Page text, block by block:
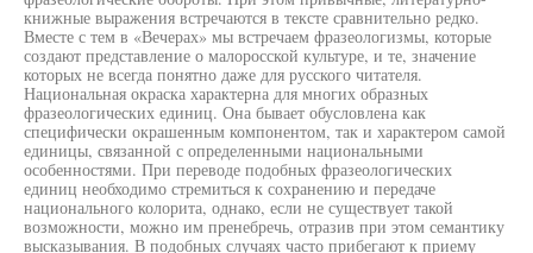
книжные выражения встречаются в тексте сравнительно редко.
Вместе с тем в «Вечерах» мы встречаем фразеологизмы, которые
создают представление о малоросской культуре, и те, значение
которых не всегда понятно даже для русского читателя.
Национальная окраска характерна для многих образных
фразеологических единиц. Она бывает обусловлена как
специфически окрашенным компонентом, так и характером самой
единицы, связанной с определенными национальными
особенностями. При переводе подобных фразеологических
единиц необходимо стремиться к сохранению и передаче
национального колорита, однако, если не существует такой
возможности, можно им пренебречь, отразив при этом семантику
высказывания. В подобных случаях часто прибегают к приему